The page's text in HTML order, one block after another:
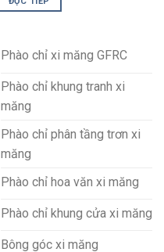
Phào chỉ xi măng GFRC
Phào chỉ khung tranh xi
măng
Phào chỉ phân tầng trơn xi
măng
Phào chỉ hoa văn xi măng
Phào chỉ khung cửa xi măng
Bông góc xi măng